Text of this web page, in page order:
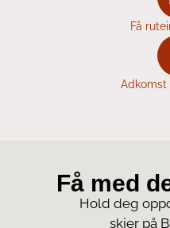
Få
Adkomst
Få med
Hold deg
skjer på